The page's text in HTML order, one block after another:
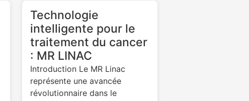
Technologie
intelligente pour le
traitement du cancer
: MR LINAC
Introduction Le MR Linac
représente une avancée
révolutionnaire dans le